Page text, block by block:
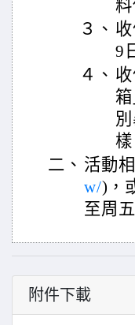
３、
9
４、
樣
二、 活動
w/)，
至周
附件下載